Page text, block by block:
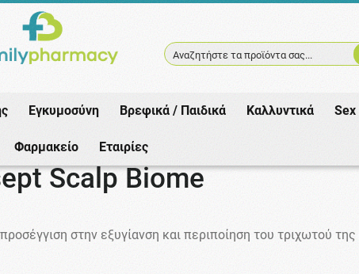
Αναζητήστε τα προϊόντα σας...
Εγκυμοσύνη Βρεφικά / Παιδικά Καλλυντικά Sex
Φαρμακείο Εταιρίες
Pharmasept / Pharmasept Scalp Biome
Scalp Biome
στην εξυγίανση και περιποίηση του τριχωτού